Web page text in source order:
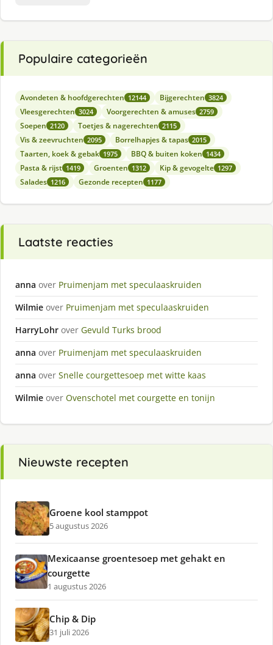
Populaire categorieën
Avondeten & hoofdgerechten 12144 Bijgerechten 3824
Vleesgerechten 3024 Voorgerechten & amuses 2759
Soepen 2120 Toetjes & nagerechten 2115
Vis & zeevruchten 2095 Borrelhapjes & tapas 2015
Taarten, koek & gebak 1975 BBQ & buiten koken 1434
Pasta & rijst 1419 Groenten 1312 Kip & gevogelte 1297
Salades 1216 Gezonde recepten 1177
Laatste reacties
anna over Pruimenjam met speculaaskruiden
Wilmie over Pruimenjam met speculaaskruiden
HarryLohr over Gevuld Turks brood
anna over Pruimenjam met speculaaskruiden
anna over Snelle courgettesoep met witte kaas
Wilmie over Ovenschotel met courgette en tonijn
Nieuwste recepten
Groene kool stamppot
5 augustus 2026
Mexicaanse groentesoep met gehakt en
courgette
1 augustus 2026
Chip & Dip
31 juli 2026